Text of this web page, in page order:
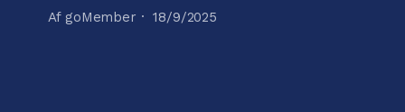
Af goMember ·18/9/2025